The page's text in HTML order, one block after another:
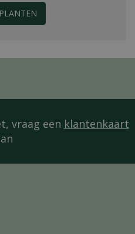
vraag een klantenkaart